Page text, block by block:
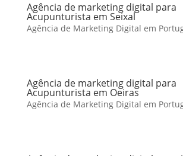
Agência de marketing digital para
Acupunturista em Seixal
Agência de Marketing Digital em
Agência de marketing digital para
Acupunturista em Oeiras
Agência de Marketing Digital em